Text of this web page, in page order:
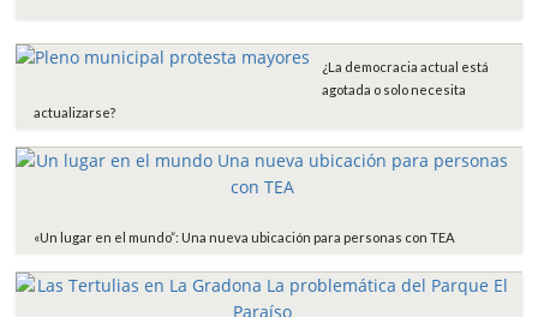
o
r
p
p
t
¿La democracia actual está
agotada o solo necesita
actualizarse?
«Un lugar en el mundo”: Una nueva ubicación para personas con TEA